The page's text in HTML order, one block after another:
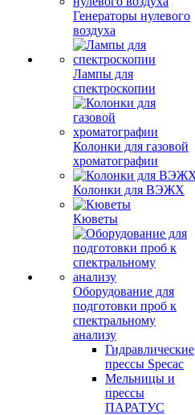
Генераторы нулевого
воздуха
Лампы для
спектроскопии
Колонки для газовой
хроматографии
Колонки для ВЭЖХ
Кюветы
Оборудование для
подготовки проб к
спектральному
анализу
Гидравлические
прессы Specac
Мельницы и
прессы
ПАРАТУС